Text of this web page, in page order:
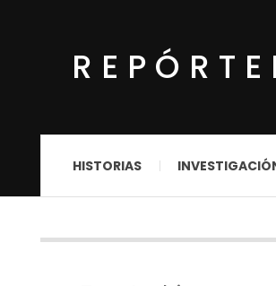
HISTORIAS